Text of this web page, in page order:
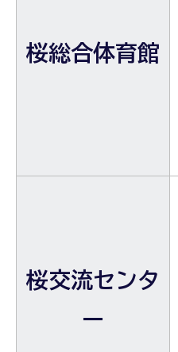
桜総合体育館
桜交流センタ
ー